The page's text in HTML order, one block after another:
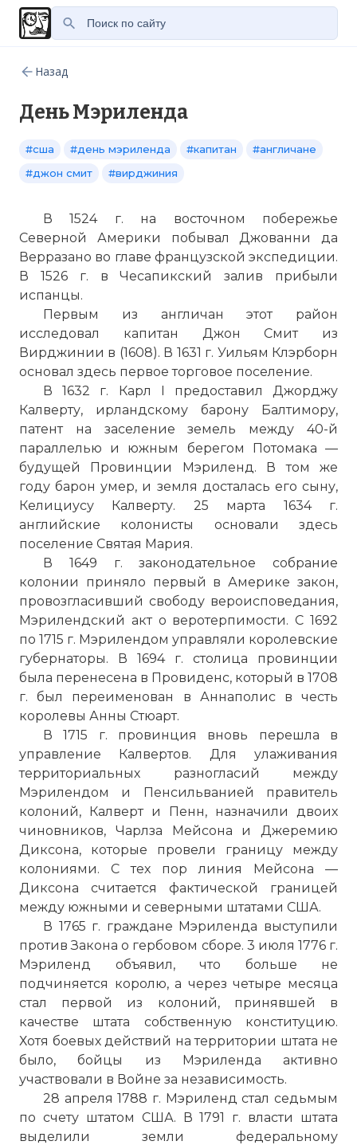
Назад
День Мэриленда
#сша #день мэриленда #капитан
#англичане
#джон смит
#вирджиния
В 1524 г. на восточном побережье
Северной Америки побывал Джованни да
Верразано во главе французской экспедиции.
В 1526 г. в Чесапикский залив прибыли
испанцы.
Первым из англичан этот район
исследовал капитан Джон Смит из
Вирджинии в (1608). В 1631 г. Уильям Клэрборн
основал здесь первое торговое поселение.
В 1632 г. Карл I предоставил Джорджу
Калверту, ирландскому барону Балтимору,
патент на заселение земель между 40-й
параллелью и южным берегом Потомака —
будущей Провинции Мэриленд. В том же
году барон умер, и земля досталась его сыну,
Келициусу Калверту. 25 марта 1634 г.
английские колонисты основали здесь
поселение Святая Мария.
В 1649 г. законодательное собрание
колонии приняло первый в Америке закон,
провозгласивший свободу вероисповедания,
Мэрилендский акт о веротерпимости. С 1692
по 1715 г. Мэрилендом управляли королевские
губернаторы. В 1694 г. столица провинции
была перенесена в Провиденс, который в 1708
г. был переименован в Аннаполис в честь
королевы Анны Стюарт.
В 1715 г. провинция вновь перешла в
управление Калвертов. Для улаживания
территориальных разногласий между
Мэрилендом и Пенсильванией правитель
колоний, Калверт и Пенн, назначили двоих
чиновников, Чарлза Мейсона и Джеремию
Диксона, которые провели границу между
колониями. С тех пор линия Мейсона —
Диксона считается фактической границей
между южными и северными штатами США.
В 1765 г. граждане Мэриленда выступили
против Закона о гербовом сборе. 3 июля 1776 г.
Мэриленд объявил, что больше не
подчиняется королю, а через четыре месяца
стал первой из колоний, принявшей в
качестве штата собственную конституцию.
Хотя боевых действий на территории штата не
было, бойцы из Мэриленда активно
участвовали в Войне за независимость.
28 апреля 1788 г. Мэриленд стал седьмым
по счету штатом США. В 1791 г. власти штата
выделили земли федеральному